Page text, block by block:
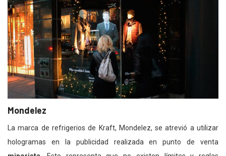
Mondelez
La marca de refrigerios de Kraft, Mondelez, se atrevió a utilizar
hologramas en la publicidad realizada en punto de venta